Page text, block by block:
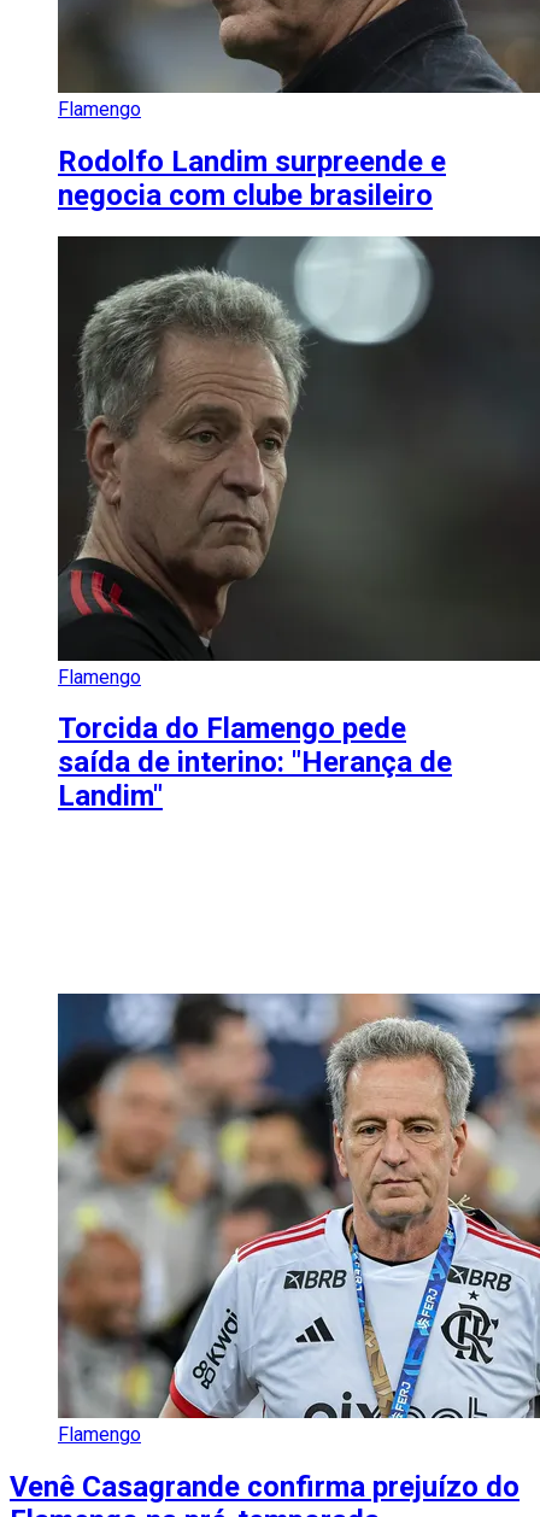
Flamengo
Rodolfo Landim surpreende e
negocia com clube brasileiro
Flamengo
Torcida do Flamengo pede
saída de interino: "Herança de
Landim"
Flamengo
Venê Casagrande confirma prejuízo do